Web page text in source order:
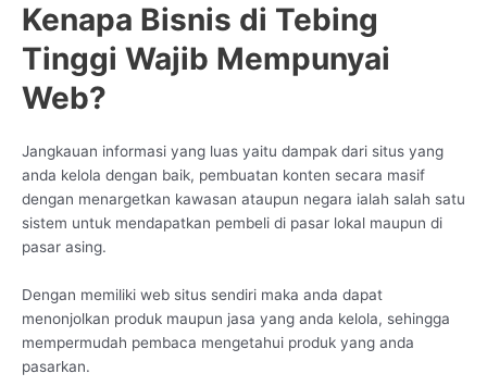
Kenapa Bisnis di Tebing
Tinggi Wajib Mempunyai
Web?
Jangkauan informasi yang luas yaitu dampak dari situs yang
anda kelola dengan baik, pembuatan konten secara masif
dengan menargetkan kawasan ataupun negara ialah salah satu
sistem untuk mendapatkan pembeli di pasar lokal maupun di
pasar asing.
Dengan memiliki web situs sendiri maka anda dapat
menonjolkan produk maupun jasa yang anda kelola, sehingga
mempermudah pembaca mengetahui produk yang anda
pasarkan.